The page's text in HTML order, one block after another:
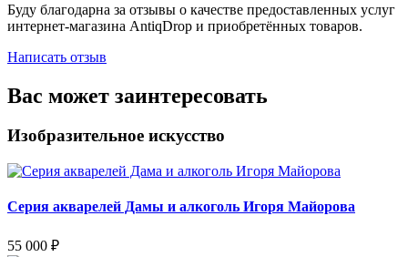
Буду благодарна за отзывы о качестве предоставленных услуг
интернет-магазина AntiqDrop и приобретённых товаров.
Написать отзыв
Вас может заинтересовать
Изобразительное искусство
Серия акварелей Дамы и алкоголь Игоря Майорова
55 000 ₽